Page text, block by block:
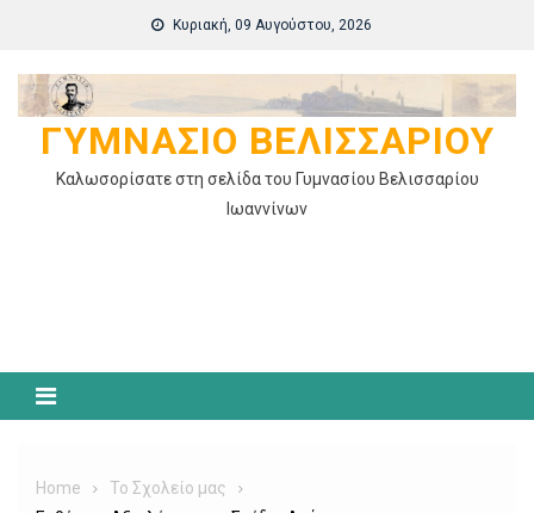
content
Κυριακή, 09 Αυγούστου, 2026
ΓΥΜΝΆΣΙΟ ΒΕΛΙΣΣΑΡΊΟΥ
Καλωσορίσατε στη σελίδα του Γυμνασίου Βελισσαρίου
Ιωαννίνων
Home
Το Σχολείο μας